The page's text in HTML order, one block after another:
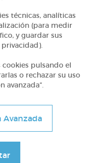
8 años)
técnicas, analíticas
(para medir
y guardar sus
pulsando el
o rechazar su uso
avanzada”.
Avanzada